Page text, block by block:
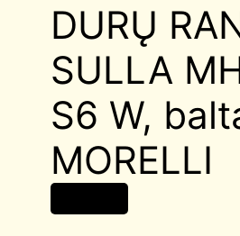
DURŲ
SULLA
S6 W,
MORELLI